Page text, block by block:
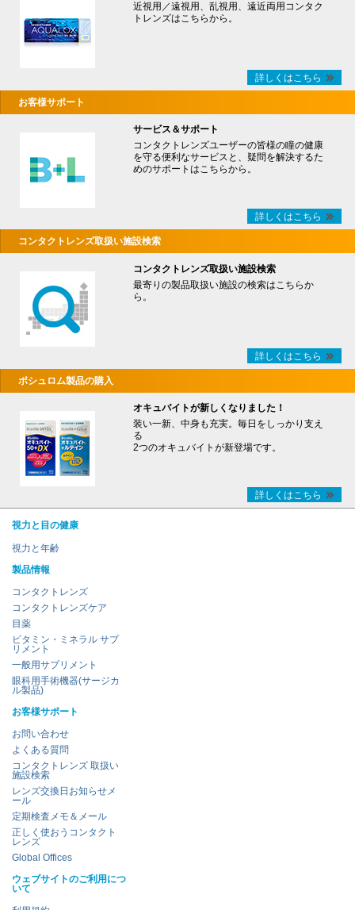
近視用／遠視用、乱視用、遠近両用コンタク
トレンズはこちらから。
詳しくはこちら
お客様サポート
サービス＆サポート
コンタクトレンズユーザーの皆様の瞳の健康
を守る便利なサービスと、疑問を解決するた
めのサポートはこちらから。
詳しくはこちら
コンタクトレンズ取扱い施設検索
コンタクトレンズ取扱い施設検索
最寄りの製品取扱い施設の検索はこちらか
ら。
詳しくはこちら
ボシュロム製品の購入
オキュバイトが新しくなりました！
装い一新、中身も充実。毎日をしっかり支え
る
2つのオキュバイトが新登場です。
詳しくはこちら
視力と目の健康
視力と年齢
製品情報
コンタクトレンズ
コンタクトレンズケア
目薬
ビタミン・ミネラル サプ
リメント
一般用サプリメント
眼科用手術機器(サージカ
ル製品)
お客様サポート
お問い合わせ
よくある質問
コンタクトレンズ 取扱い
施設検索
レンズ交換日お知らせメ
ール
定期検査メモ＆メール
正しく使おうコンタクト
レンズ
Global Offices
ウェブサイトのご利用につ
いて